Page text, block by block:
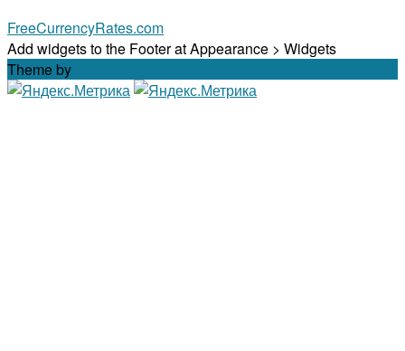
FreeCurrencyRates.com
Add widgets to the Footer at Appearance > Widgets
Theme by